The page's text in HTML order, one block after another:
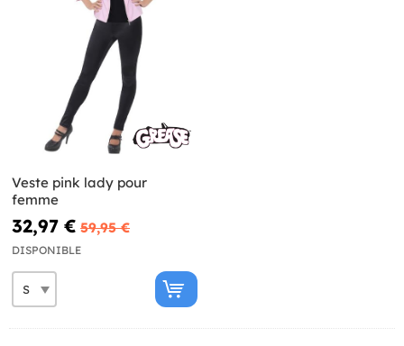
Veste pink lady pour
femme
32,97 € 59,95 €
DISPONIBLE